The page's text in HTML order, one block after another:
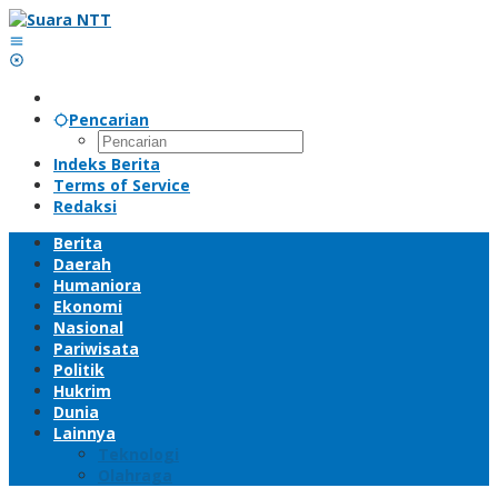
Lewati
ke
konten
Pencarian
Indeks Berita
Terms of Service
Redaksi
Berita
Daerah
Humaniora
Ekonomi
Nasional
Pariwisata
Politik
Hukrim
Dunia
Lainnya
Teknologi
Olahraga